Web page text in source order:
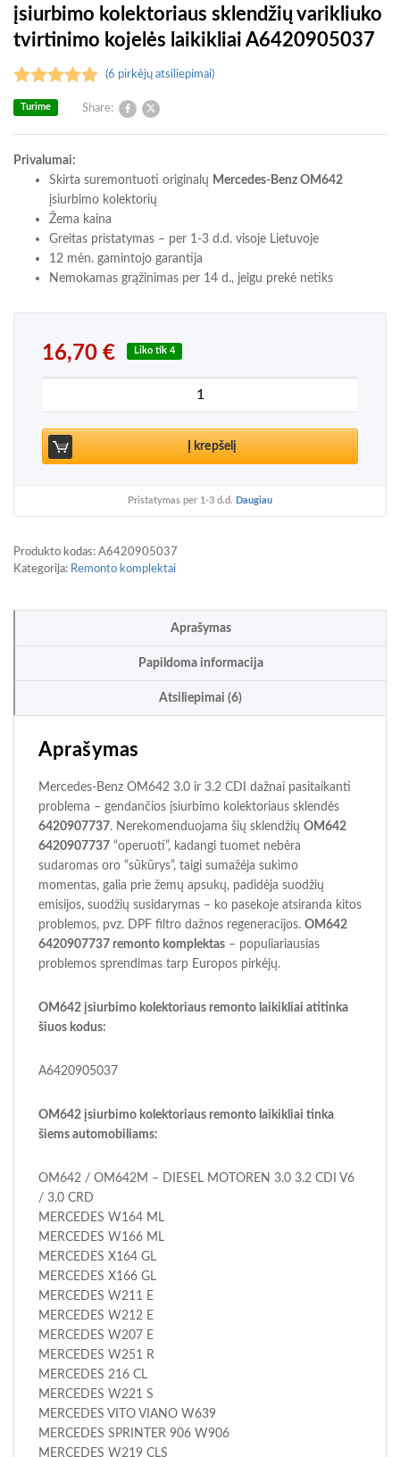
įsiurbimo kolektoriaus sklendžių varikliuko
tvirtinimo kojelės laikikliai A6420905037
Share:
Įvertinimas:
įvertinimų:
(6 pirkėjų atsiliepimai)
Turime
Privalumai:
Skirta suremontuoti originalų Mercedes-Benz OM642
įsiurbimo kolektorių
Žema kaina
Greitas pristatymas – per 1-3 d.d. visoje Lietuvoje
12 mėn. gamintojo garantija
Nemokamas grąžinimas per 14 d., jeigu prekė netiks
16,70 € Liko tik 4
produkto kiekis: Mercedes-Benz OM642 3.0 3.2
Į krepšelį
Pristatymas per 1-3 d.d. Daugiau
Produkto kodas: A6420905037
Kategorija: Remonto komplektai
Aprašymas
Papildoma informacija
Atsiliepimai (6)
Aprašymas
Mercedes-Benz OM642 3.0 ir 3.2 CDI dažnai pasitaikanti
problema – gendančios įsiurbimo kolektoriaus sklendės
6420907737. Nerekomenduojama šių sklendžių OM642
6420907737 “operuoti”, kadangi tuomet nebėra
sudaromas oro “sūkūrys”, taigi sumažėja sukimo
momentas, galia prie žemų apsukų, padidėja suodžių
emisijos, suodžių susidarymas – ko pasekoje atsiranda kitos
problemos, pvz. DPF filtro dažnos regeneracijos. OM642
6420907737 remonto komplektas – populiariausias
problemos sprendimas tarp Europos pirkėjų.
OM642 įsiurbimo kolektoriaus remonto laikikliai atitinka
šiuos kodus:
A6420905037
OM642 įsiurbimo kolektoriaus remonto laikikliai tinka
šiems automobiliams:
OM642 / OM642M – DIESEL MOTOREN 3.0 3.2 CDI V6
/ 3.0 CRD
MERCEDES W164 ML
MERCEDES W166 ML
MERCEDES X164 GL
MERCEDES X166 GL
MERCEDES W211 E
MERCEDES W212 E
MERCEDES W207 E
MERCEDES W251 R
MERCEDES 216 CL
MERCEDES W221 S
MERCEDES VITO VIANO W639
MERCEDES SPRINTER 906 W906
MERCEDES W219 CLS